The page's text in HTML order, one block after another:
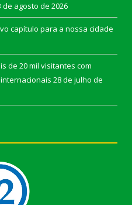
de agosto de 2026
capítulo para a nossa cidade
de 20 mil visitantes com
28 de julho de